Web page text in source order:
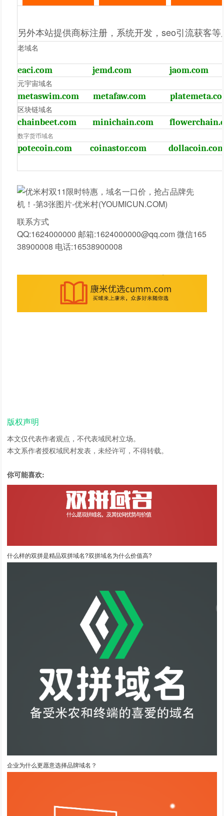
另外本站提供商标注册，系统开发，seo引流获客
老域名
eaci.com jemd.com jaom.com
元宇宙域名
metaswim.com metafaw.com
区块链域名
chainbeet.com minichain.com
数字货币域名
potecoin.com coinastor.com
联系方式
QQ:1624000000 邮箱:1624000000@qq.com 微信165
38900008 电话:16538900008
版权声明
本文仅代表作者观点，不代表域民村立场。
本文系作者授权域民村发表，未经许可，不得转载。
你可能喜欢:
什么样的双拼是精品双拼域名?双拼域名为什么价值高?
企业为什么更愿意选择品牌域名？